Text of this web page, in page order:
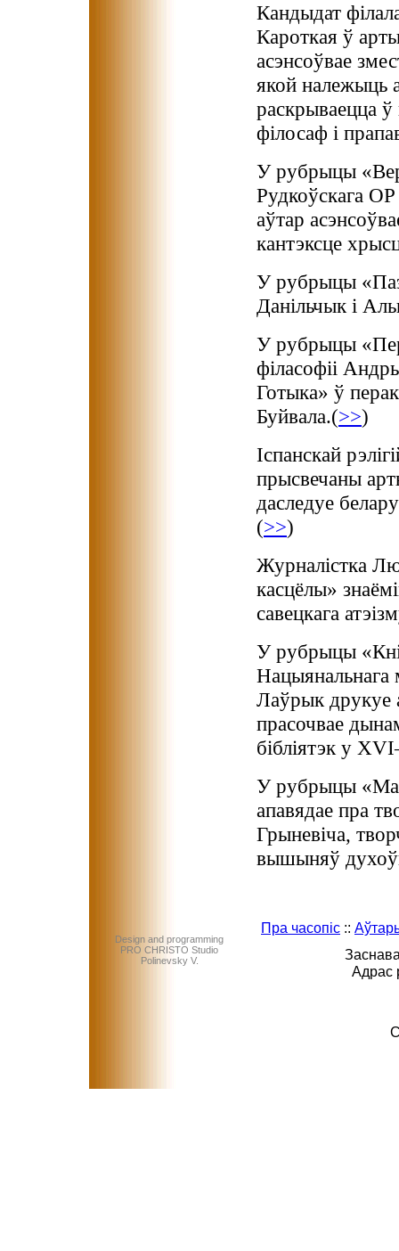
Кандыдат
Кароткая ў
асэнсоўвае
якой належыць
раскрываецца ў
філосаф і
У рубрыцы
Рудкоўскага
аўтар
кантэксце
У рубрыцы
Данільчык і
У рубрыцы
філасофіі
Готыка» ў
Буйвала.(>>)
Іспанскай
прысвечаны
даследуе
(>>)
Журналістка
касцёлы»
савецкага
У рубрыцы
Нацыянальнага
Лаўрык друкуе
прасочвае
бібліятэк у
У рубрыцы
апавядае пра
Грыневіча,
вышыняў
Design and programming
PRO CHRISTO Studio
Polinevsky V.
Пра часопіс ::
Адрас